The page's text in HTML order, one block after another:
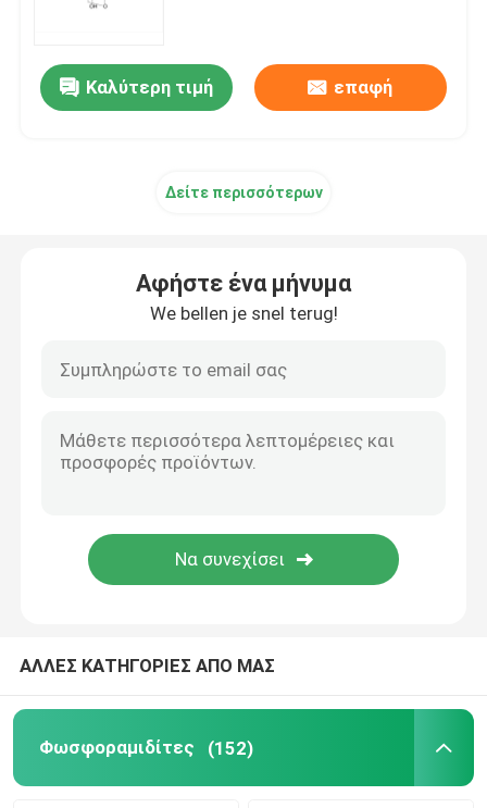
Αντιδραστήρες σύνθεσης ολιγίου
Σύστημα παράδοσης
Καλύτερη τιμή επαφή
Δείτε περισσότερων
Αφήστε ένα μήνυμα
We bellen je snel terug!
ΑΛΛΕΣ ΚΑΤΗΓΟΡΙΕΣ ΑΠΟ ΜΑΣ
Φωσφοραμιδίτες (152)